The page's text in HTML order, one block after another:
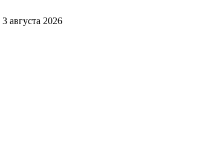
3 августа 2026